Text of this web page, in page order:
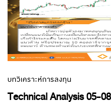
บทวิเคราะห์การลงทุน
Technical Analysis 05-